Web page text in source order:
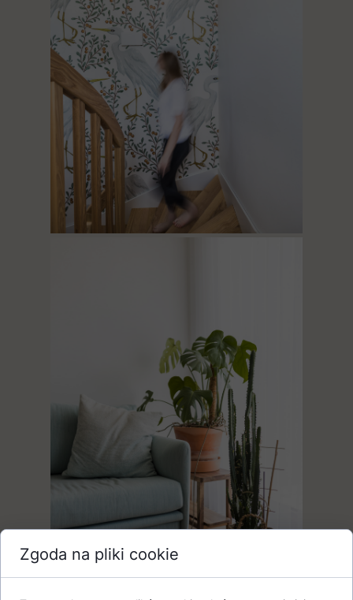
Zgoda na pliki cookie